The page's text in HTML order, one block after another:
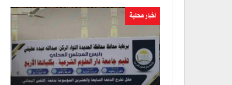
اخبار محلية